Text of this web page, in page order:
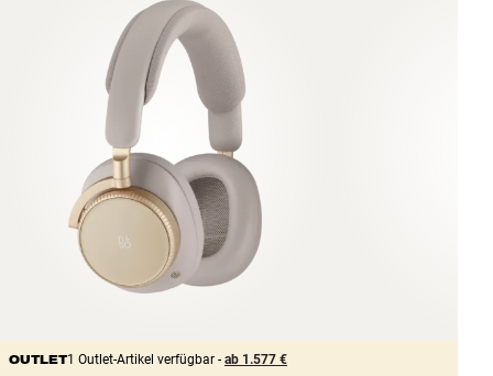
INSPIRATION
MARKEN
NEUHEITEN
ANGEBOTE
Store Finden
Kundendienst
Bauen mit Klang
OUTLET1 Outlet-Artikel verfügbar - ab 1.577 €